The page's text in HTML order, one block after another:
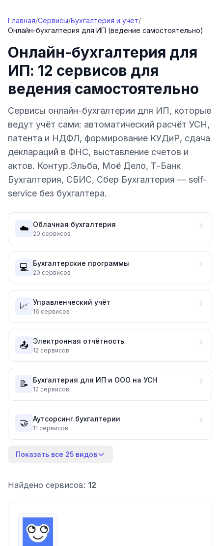
Главная/Сервисы/Бухгалтерия и учёт/
Онлайн-бухгалтерия для ИП (ведение самостоятельно)
Онлайн-бухгалтерия для
ИП: 12 сервисов для
ведения самостоятельно
Сервисы онлайн-бухгалтерии для ИП, которые
ведут учёт сами: автоматический расчёт УСН,
патента и НДФЛ, формирование КУДиР, сдача
деклараций в ФНС, выставление счетов и
актов. Контур.Эльба, Моё Дело, Т-Банк
Бухгалтерия, СБИС, Сбер Бухгалтерия — self-
service без бухгалтера.
☁️ Облачная бухгалтерия
20 сервисов
💻 Бухгалтерские программы
20 сервисов
📈 Управленческий учёт
16 сервисов
📤 Электронная отчётность
12 сервисов
📝 Бухгалтерия для ИП и ООО на УСН
12 сервисов
🤝 Аутсорсинг бухгалтерии
11 сервисов
Показать все 25 видов
Найдено сервисов: 12